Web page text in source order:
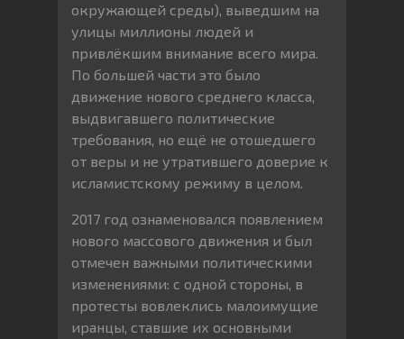
окружающей среды), выведшим на
улицы миллионы людей и
привлёкшим внимание всего мира.
По большей части это было
движение нового среднего класса,
выдвигавшего политические
требования, но ещё не отошедшего
от веры и не утратившего доверие к
исламистскому режиму в целом.
2017 год ознаменовался появлением
нового массового движения и был
отмечен важными политическими
изменениями: с одной стороны, в
протесты вовлеклись малоимущие
иранцы, ставшие их основными